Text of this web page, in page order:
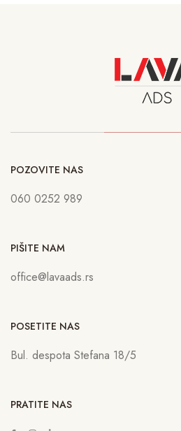
POZOVITE NAS
060 0252 989
PIŠITE NAM
office@lavaads.rs
POSETITE NAS
Bul. despota Stefana 18/5
PRATITE NAS